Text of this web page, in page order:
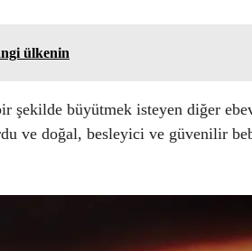
ülkenin
şekilde büyütmek isteyen diğer
ve doğal, besleyici ve güvenilir